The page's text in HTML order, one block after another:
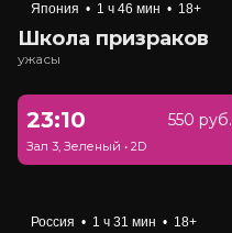
Япония • 1 ч 46 мин • 18+
Школа призраков
ужасы
23:10 550 руб.
Зал 3, Зеленый • 2D
Россия • 1 ч 31 мин • 18+